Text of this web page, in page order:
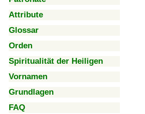
Attribute
Glossar
Orden
Spiritualität der Heiligen
Vornamen
Grundlagen
FAQ